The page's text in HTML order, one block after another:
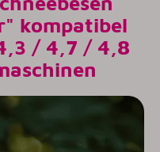
kompatibel
/ 4,7 / 4,8